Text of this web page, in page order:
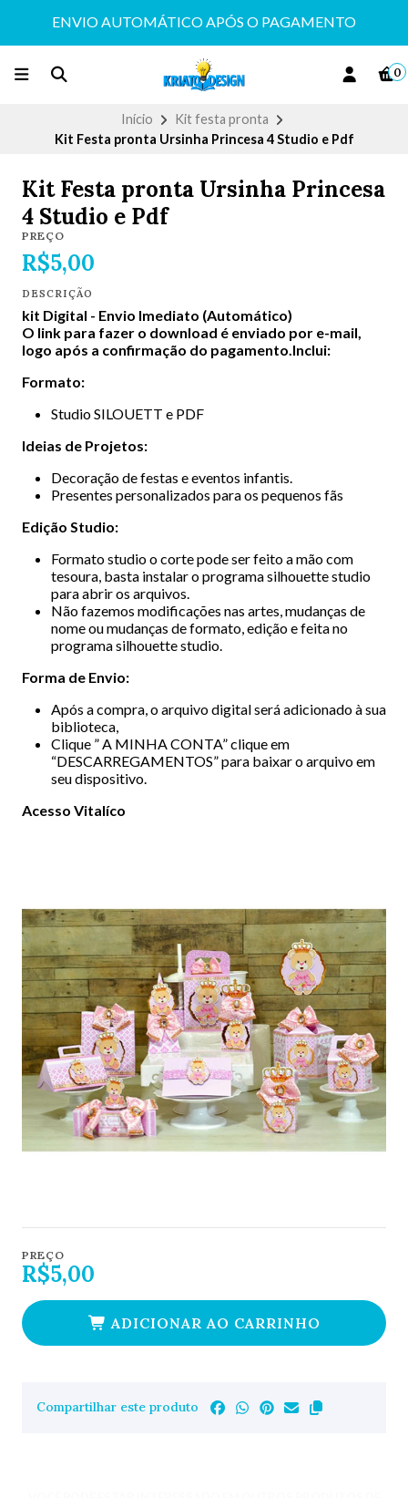
ENVIO AUTOMÁTICO APÓS O PAGAMENTO
0
Início
Kit festa pronta
Kit Festa pronta Ursinha Princesa 4 Studio e Pdf
Kit Festa pronta Ursinha Princesa
4 Studio e Pdf
PREÇO
R$5,00
DESCRIÇÃO
kit Digital - Envio Imediato (Automático)
O link para fazer o download é enviado por e-mail,
logo após a confirmação do pagamento.Inclui:
Formato:
Studio SILOUETT e PDF
Ideias de Projetos:
Decoração de festas e eventos infantis.
Presentes personalizados para os pequenos fãs
Edição Studio:
Formato studio o corte pode ser feito a mão com
tesoura, basta instalar o programa silhouette studio
para abrir os arquivos.
Não fazemos modificações nas artes, mudanças de
nome ou mudanças de formato, edição e feita no
programa silhouette studio.
Forma de Envio:
Após a compra, o arquivo digital será adicionado à sua
biblioteca,
Clique ” A MINHA CONTA” clique em
“DESCARREGAMENTOS” para baixar o arquivo em
seu dispositivo.
Acesso Vitalíco
PREÇO
R$5,00
ADICIONAR AO CARRINHO
Compartilhar este produto